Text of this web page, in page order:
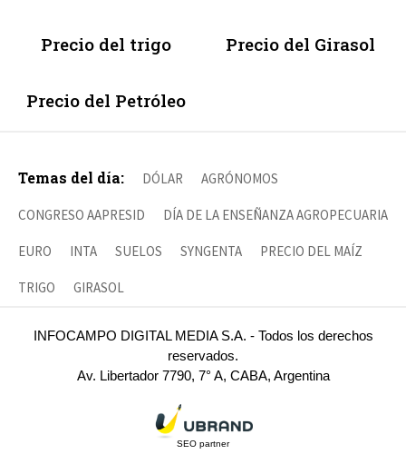
Precio del trigo Precio del Girasol
Precio del Petróleo
Temas del día: DÓLAR AGRÓNOMOS
CONGRESO AAPRESID DÍA DE LA ENSEÑANZA AGROPECUARIA
EURO INTA SUELOS SYNGENTA PRECIO DEL MAÍZ
TRIGO GIRASOL
INFOCAMPO DIGITAL MEDIA S.A. - Todos los derechos
reservados.
Av. Libertador 7790, 7° A, CABA, Argentina
SEO partner